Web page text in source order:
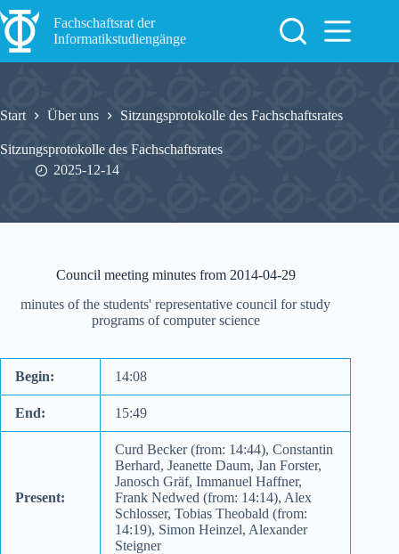
Zum
Inhalt
springen
Fachschaftsrat der
Informatikstudiengänge
Start Über uns Sitzungsprotokolle des Fachschaftsrates
Sitzungsprotokolle des Fachschaftsrates
2025-12-14
Council meeting minutes from 2014-04-29
minutes of the students' representative council for study
programs of computer science
Begin: 14:08
End: 15:49
Present:
Curd Becker (from: 14:44), Constantin
Berhard, Jeanette Daum, Jan Forster,
Janosch Gräf, Immanuel Haffner,
Frank Nedwed (from: 14:14), Alex
Schlosser, Tobias Theobald (from:
14:19), Simon Heinzel, Alexander
Steigner